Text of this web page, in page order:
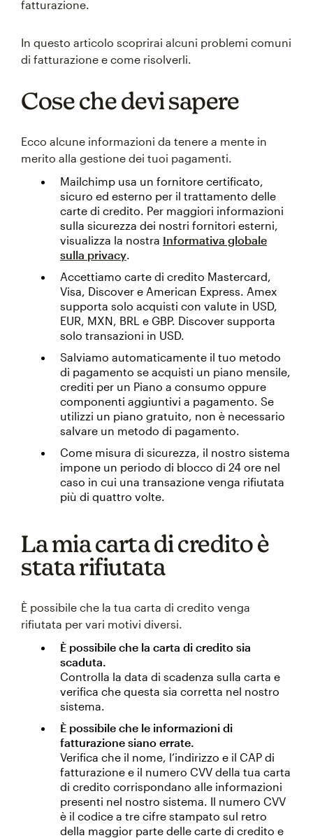
fatturazione.
In questo articolo scoprirai alcuni problemi comuni
di fatturazione e come risolverli.
Cose che devi sapere
Ecco alcune informazioni da tenere a mente in
merito alla gestione dei tuoi pagamenti.
Mailchimp usa un fornitore certificato,
sicuro ed esterno per il trattamento delle
carte di credito. Per maggiori informazioni
sulla sicurezza dei nostri fornitori esterni,
visualizza la nostra Informativa globale
sulla privacy.
Accettiamo carte di credito Mastercard,
Visa, Discover e American Express. Amex
supporta solo acquisti con valute in USD,
EUR, MXN, BRL e GBP. Discover supporta
solo transazioni in USD.
Salviamo automaticamente il tuo metodo
di pagamento se acquisti un piano mensile,
crediti per un Piano a consumo oppure
componenti aggiuntivi a pagamento. Se
utilizzi un piano gratuito, non è necessario
salvare un metodo di pagamento.
Come misura di sicurezza, il nostro sistema
impone un periodo di blocco di 24 ore nel
caso in cui una transazione venga rifiutata
più di quattro volte.
La mia carta di credito è
stata rifiutata
È possibile che la tua carta di credito venga
rifiutata per vari motivi diversi.
È possibile che la carta di credito sia
scaduta.
Controlla la data di scadenza sulla carta e
verifica che questa sia corretta nel nostro
sistema.
È possibile che le informazioni di
fatturazione siano errate.
Verifica che il nome, l’indirizzo e il CAP di
fatturazione e il numero CVV della tua carta
di credito corrispondano alle informazioni
presenti nel nostro sistema. Il numero CVV
è il codice a tre cifre stampato sul retro
della maggior parte delle carte di credito e